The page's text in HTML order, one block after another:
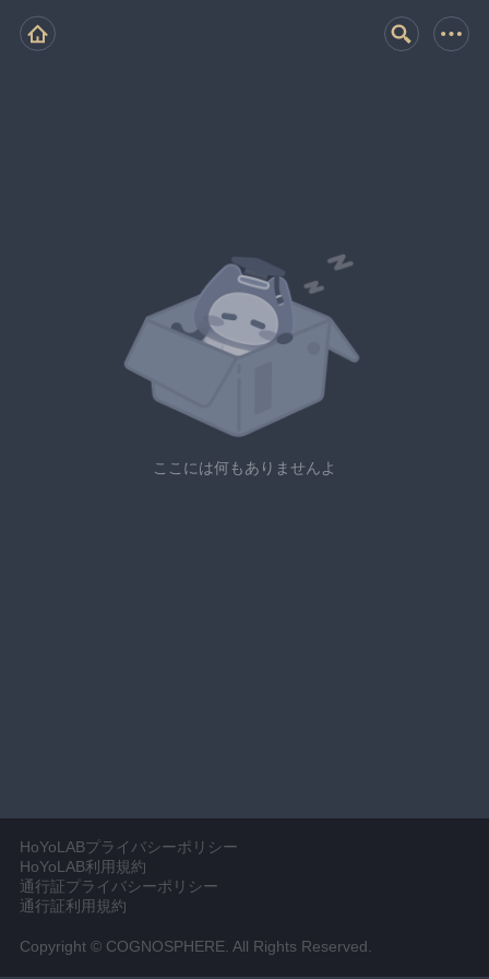
ここには何もありませんよ
HoYoLABプライバシーポリシー
HoYoLAB利用規約
通行証プライバシーポリシー
通行証利用規約
Copyright © COGNOSPHERE. All Rights Reserved.